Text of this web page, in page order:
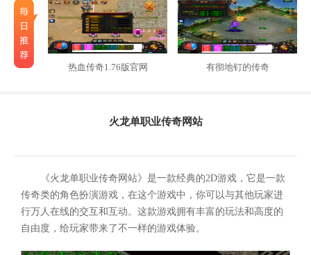
热血传奇1.76版官网 有彻地钉的传奇
火龙单职业传奇网站
《火龙单职业传奇网站》是一款经典的2D游戏，它是一款
传奇类的角色扮演游戏，在这个游戏中，你可以与其他玩家进
行万人在线的交互和互动。这款游戏拥有丰富的玩法和高度的
自由度，给玩家带来了不一样的游戏体验。